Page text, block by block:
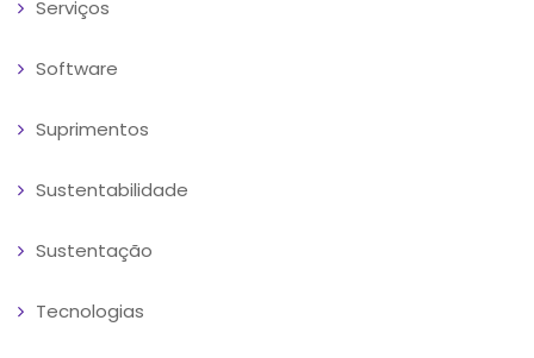
Serviços
Software
Suprimentos
Sustentabilidade
Sustentação
Tecnologias